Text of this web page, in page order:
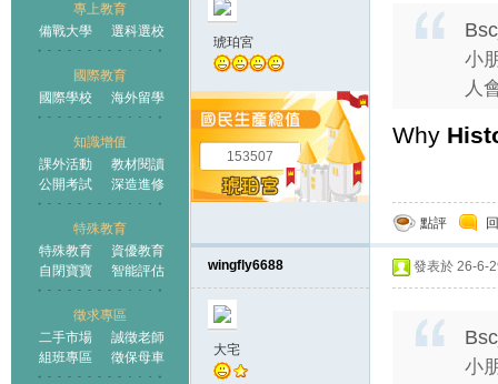
專上教育
備戰大學
選科選校
國際教育
國際學校
海外留學
知識增值
課外活動
教材閱讀
公開考試
深造進修
特殊教育
特殊教育
資優教育
自閉寶寶
智能評估
徵求專區
二手市場
誠徵老師
組班專區
徵保母車
琥珀宮
153507
小
人
Why
點評
wingfly6688
大宅
發表於 26-6-
小